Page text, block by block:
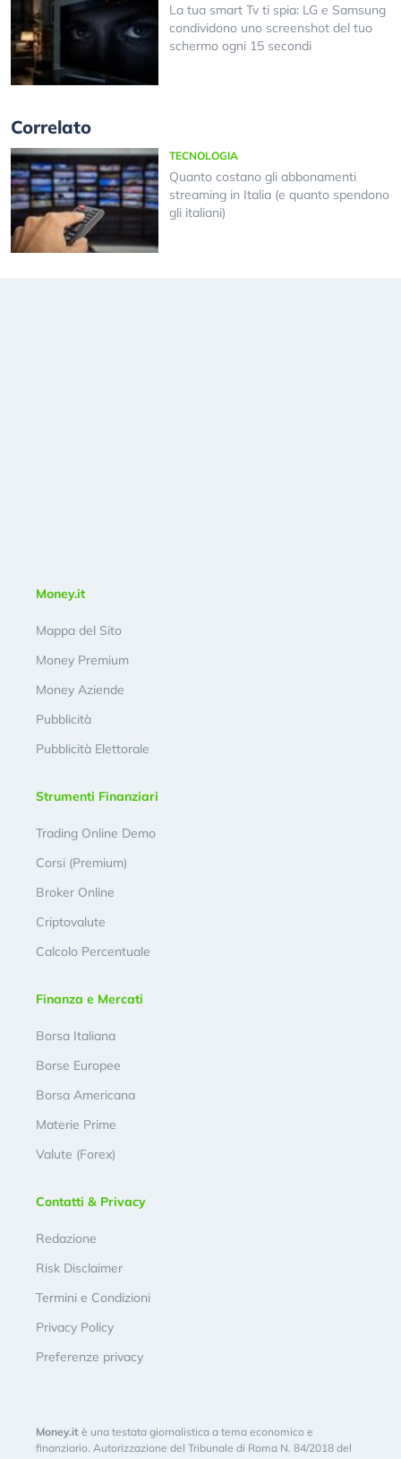
La tua smart Tv ti spia: LG e Samsung
condividono uno screenshot del tuo
schermo ogni 15 secondi
Correlato
TECNOLOGIA
Quanto costano gli abbonamenti
streaming in Italia (e quanto spendono
gli italiani)
Money.it
Mappa del Sito
Money Premium
Money Aziende
Pubblicità
Pubblicità Elettorale
Strumenti Finanziari
Trading Online Demo
Corsi (Premium)
Broker Online
Criptovalute
Calcolo Percentuale
Finanza e Mercati
Borsa Italiana
Borse Europee
Borsa Americana
Materie Prime
Valute (Forex)
Contatti & Privacy
Redazione
Risk Disclaimer
Termini e Condizioni
Privacy Policy
Preferenze privacy
Money.it è una testata giornalistica a tema economico e
finanziario. Autorizzazione del Tribunale di Roma N. 84/2018 del